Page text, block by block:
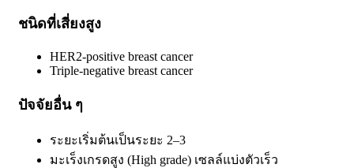
ชนิดที่เสี่ยงสูง
HER2-positive breast cancer
Triple-negative breast cancer
ปัจจัยอื่น ๆ
ระยะเริ่มต้นเป็นระยะ 2–3
มะเร็งเกรดสูง (High grade) เซลล์แบ่งตัวเร็ว